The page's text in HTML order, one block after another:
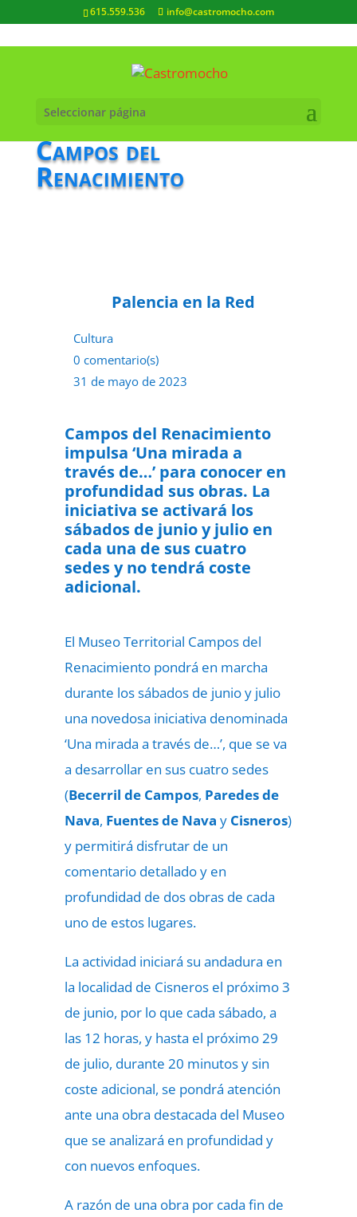
615.559.536 info@castromocho.com
Seleccionar página
Campos del
Renacimiento
Palencia en la Red
Cultura
0 comentario(s)
31 de mayo de 2023
Campos del Renacimiento
impulsa ‘Una mirada a
través de…’ para conocer en
profundidad sus obras. La
iniciativa se activará los
sábados de junio y julio en
cada una de sus cuatro
sedes y no tendrá coste
adicional.
El Museo Territorial Campos del
Renacimiento pondrá en marcha
durante los sábados de junio y julio
una novedosa iniciativa denominada
‘Una mirada a través de…’, que se va
a desarrollar en sus cuatro sedes
(Becerril de Campos, Paredes de
Nava, Fuentes de Nava y Cisneros)
y permitirá disfrutar de un
comentario detallado y en
profundidad de dos obras de cada
uno de estos lugares.
La actividad iniciará su andadura en
la localidad de Cisneros el próximo 3
de junio, por lo que cada sábado, a
las 12 horas, y hasta el próximo 29
de julio, durante 20 minutos y sin
coste adicional, se pondrá atención
ante una obra destacada del Museo
que se analizará en profundidad y
con nuevos enfoques.
A razón de una obra por cada fin de